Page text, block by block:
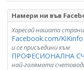
Намери ни във
Харесай нашата
Facebook.com/KiKinfo
и се присъедини към
ПРОФЕСИОНАЛНА
най-голямата